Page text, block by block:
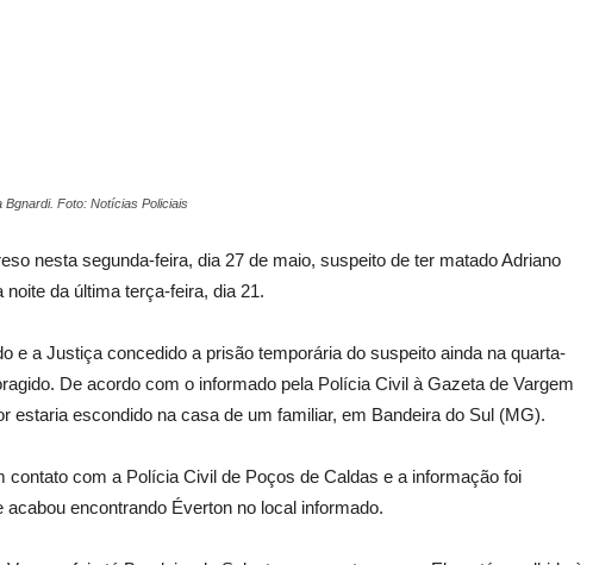
Foto: Notícias Policiais
nesta segunda-feira, dia 27 de maio, suspeito de ter matado Adriano
da última terça-feira, dia 21.
e a Justiça concedido a prisão temporária do suspeito ainda na quarta-
De acordo com o informado pela Polícia Civil à Gazeta de Vargem
estaria escondido na casa de um familiar, em Bandeira do Sul (MG).
contato com a Polícia Civil de Poços de Caldas e a informação foi
encontrando Éverton no local informado.